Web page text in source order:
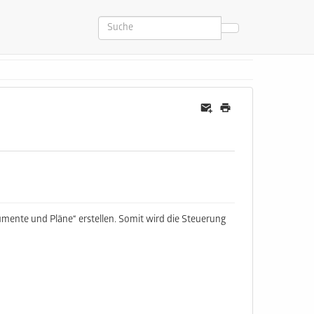
und Pläne“ erstellen. Somit wird die Steuerung